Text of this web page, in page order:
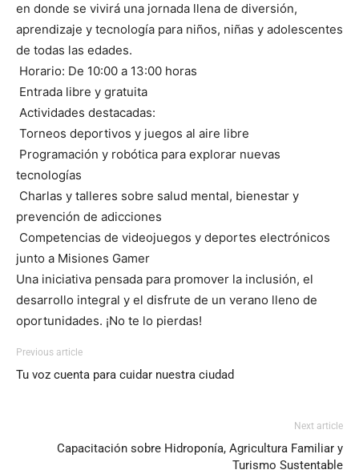
en donde se vivirá una jornada llena de diversión,
aprendizaje y tecnología para niños, niñas y adolescentes
de todas las edades.
Horario: De 10:00 a 13:00 horas
Entrada libre y gratuita
Actividades destacadas:
Torneos deportivos y juegos al aire libre
Programación y robótica para explorar nuevas
tecnologías
Charlas y talleres sobre salud mental, bienestar y
prevención de adicciones
Competencias de videojuegos y deportes electrónicos
junto a Misiones Gamer
Una iniciativa pensada para promover la inclusión, el
desarrollo integral y el disfrute de un verano lleno de
oportunidades. ¡No te lo pierdas!
Previous article
Tu voz cuenta para cuidar nuestra ciudad
Next article
Capacitación sobre Hidroponía, Agricultura Familiar y
Turismo Sustentable